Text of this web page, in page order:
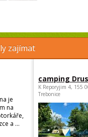
zajímat
je
na
a ...
camping
K Reporyjim 4, 155
Trebonice